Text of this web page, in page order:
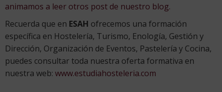
animamos a leer otros post de nuestro blog.
Recuerda que en ESAH ofrecemos una formación
específica en Hostelería, Turismo, Enología, Gestión y
Dirección, Organización de Eventos, Pastelería y Cocina,
puedes consultar toda nuestra oferta formativa en
nuestra web: www.estudiahosteleria.com